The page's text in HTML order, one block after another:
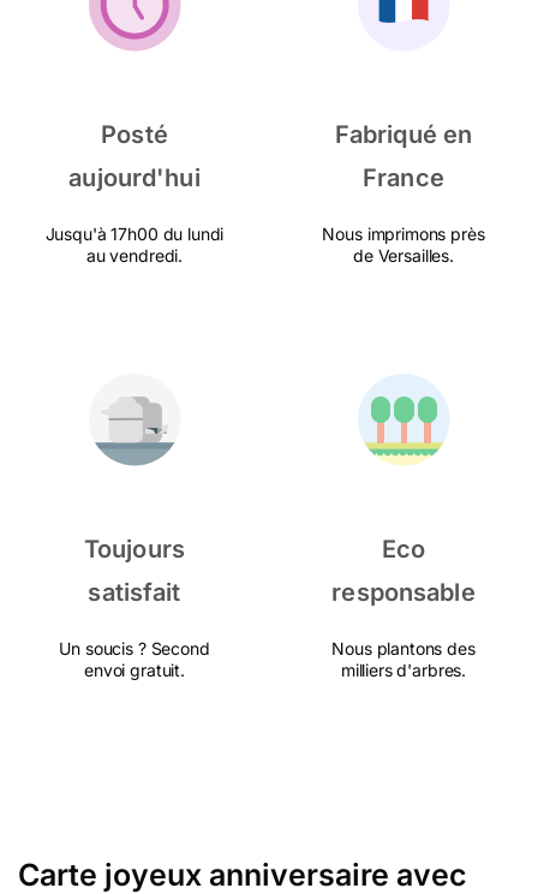
Posté
aujourd'hui
Jusqu'à 17h00 du lundi
au vendredi.
Fabriqué en
France
Nous imprimons près
de Versailles.
Toujours
satisfait
Un soucis ? Second
envoi gratuit.
Eco
responsable
Nous plantons des
milliers d'arbres.
Carte joyeux anniversaire avec